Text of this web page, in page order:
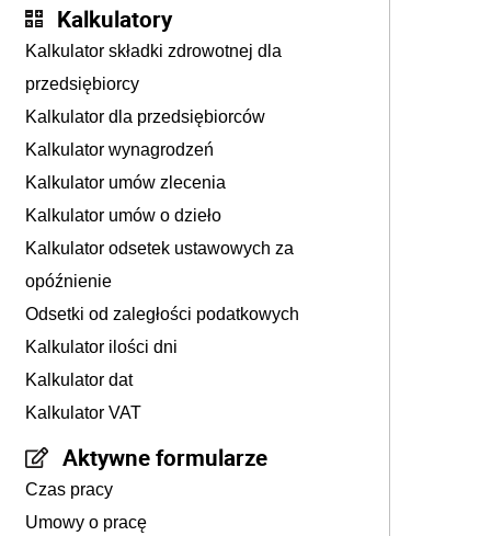
Kalkulatory
Kalkulator składki zdrowotnej dla
przedsiębiorcy
Kalkulator dla przedsiębiorców
Kalkulator wynagrodzeń
Kalkulator umów zlecenia
Kalkulator umów o dzieło
Kalkulator odsetek ustawowych za
opóźnienie
Odsetki od zaległości podatkowych
Kalkulator ilości dni
Kalkulator dat
Kalkulator VAT
Aktywne formularze
Czas pracy
Umowy o pracę